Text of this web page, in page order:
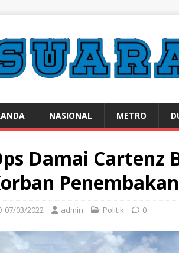
NASIONAL METRO
Damai Cartenz
07/03/2022 admin Politik 0